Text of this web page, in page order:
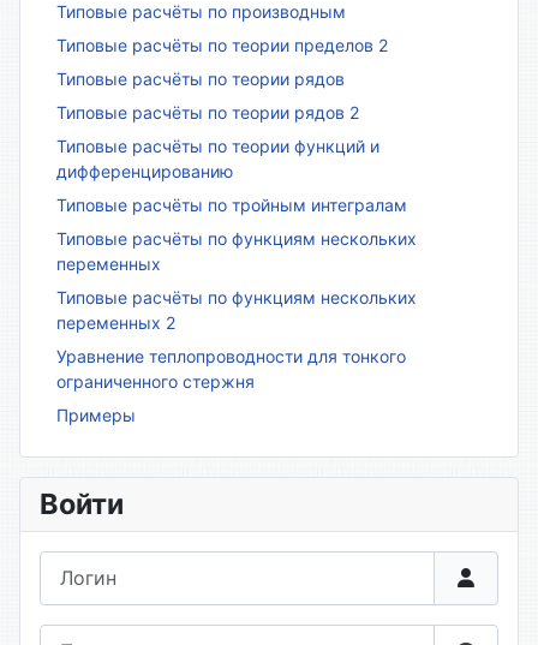
Типовые расчёты по производным
Типовые расчёты по теории пределов 2
Типовые расчёты по теории рядов
Типовые расчёты по теории рядов 2
Типовые расчёты по теории функций и
дифференцированию
Типовые расчёты по тройным интегралам
Типовые расчёты по функциям нескольких
переменных
Типовые расчёты по функциям нескольких
переменных 2
Уравнение теплопроводности для тонкого
ограниченного стержня
Примеры
Войти